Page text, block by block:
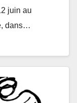
juin au
dans…